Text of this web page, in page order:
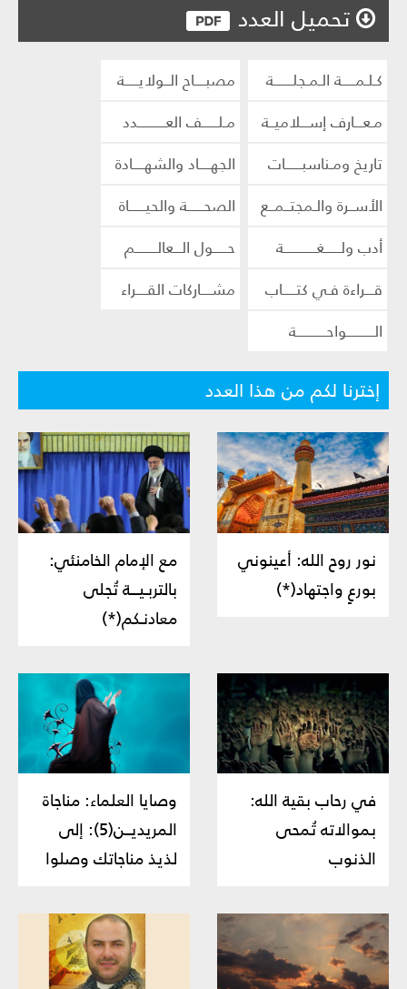
تحميل العدد
كـلـمـــــة الـمـجلـــــــة
مصبــــاح الــولايـــــة
مـعـــارف إســـلاميــة
مـلــــــف العــــــــــدد
تاريخ ومـناسبــــــات
الجهــــاد والشهــــادة
الأســرة والـمجتــمــع
الصحــــــة والحيــــــاة
أدب ولــــــغــــــــــــة
حـــــول الـــعالــــــــم
قـــراءة فـي كتـــــاب
مشــــاركات القــــراء
الــــــــــواحـــــــــــة
إخترنا لكم من هذا العدد
نور روح الله: أعينوني
بورعٍ واجتهاد(*)
مع الإمام الخامنئي:
بالتربـيـــة تُجلى
معادنـكم(*)
في رحاب بقية الله:
بموالاته تُمحى
الذنوب
وصايا العلماء: مناجاة
المريديــن(5): إلى
لذيذ مناجاتك وصلوا